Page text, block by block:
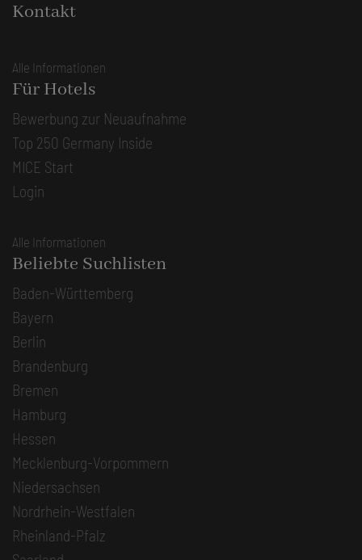
Kontakt
Alle Informationen
Für Hotels
Bewerbung zur Neuaufnahme
Top 250 Germany Inside
MICE Start
Login
Alle Informationen
Beliebte Suchlisten
Baden-Württemberg
Bayern
Berlin
Brandenburg
Bremen
Hamburg
Hessen
Mecklenburg-Vorpommern
Niedersachsen
Nordrhein-Westfalen
Rheinland-Pfalz